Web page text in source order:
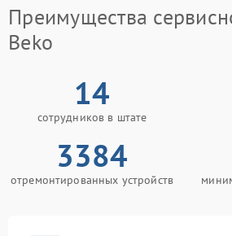
Преимущества
Beko
14
сотрудников в штате
3384
отремонтированных устройств